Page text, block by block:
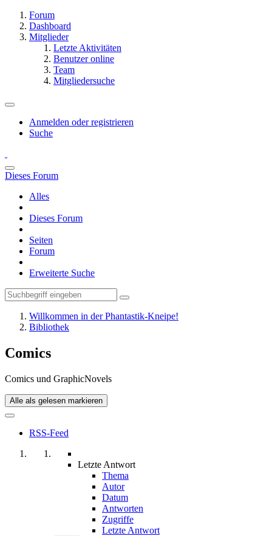
Forum
Dashboard
Mitglieder
Letzte Aktivitäten
Benutzer online
Team
Mitgliedersuche
Anmelden oder registrieren
Suche
Dieses Forum
Alles
Dieses Forum
Seiten
Forum
Erweiterte Suche
Willkommen in der Phantastik-Kneipe!
Bibliothek
Comics
Comics und GraphicNovels
Alle als gelesen markieren
RSS-Feed
Letzte Antwort
Thema
Autor
Datum
Antworten
Zugriffe
Letzte Antwort